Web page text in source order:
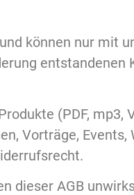
können nur mit
(PDF,
Vorträge,
dieser AGB